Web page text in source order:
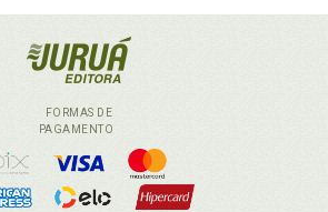
FORMAS DE
PAGAMENTO